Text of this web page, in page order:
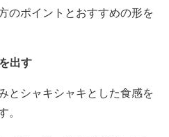
のポイントとおすすめの形を
出す
とシャキシャキとした食感を
。